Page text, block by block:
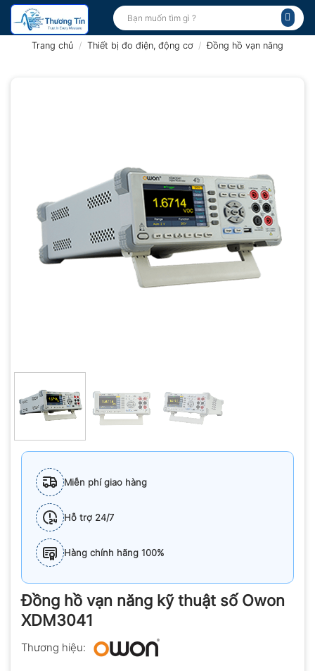
Bỏ
qua
Tìm
kiếm:
Trang chủ / Thiết bị đo điện, động cơ / Đồng hồ vạn năng
Miễn phí giao hàng
Hỗ trợ 24/7
Hàng chính hãng 100%
Đồng hồ vạn năng kỹ thuật số Owon
XDM3041
Thương hiệu: